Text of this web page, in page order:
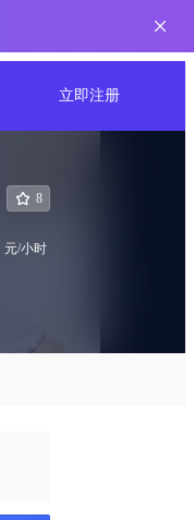
立即注册
8
元/小时